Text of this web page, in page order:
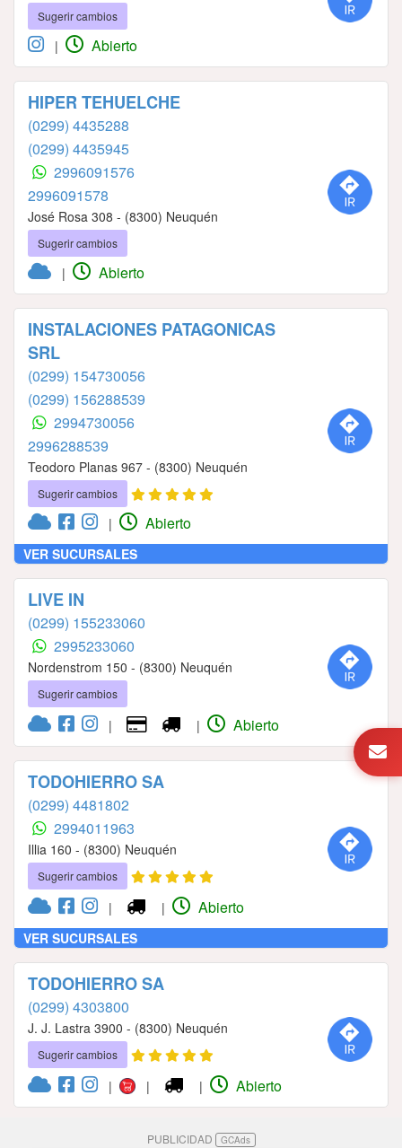
Sugerir cambios
| Abierto
HIPER TEHUELCHE
(0299) 4435288
(0299) 4435945
2996091576
2996091578
José Rosa 308 - (8300) Neuquén
Sugerir cambios
| Abierto
INSTALACIONES PATAGONICAS
SRL
(0299) 154730056
(0299) 156288539
2994730056
2996288539
Teodoro Planas 967 - (8300) Neuquén
Sugerir cambios
| Abierto
VER SUCURSALES
LIVE IN
(0299) 155233060
2995233060
Nordenstrom 150 - (8300) Neuquén
Sugerir cambios
| | Abierto
TODOHIERRO SA
(0299) 4481802
2994011963
Illia 160 - (8300) Neuquén
Sugerir cambios
| | Abierto
VER SUCURSALES
TODOHIERRO SA
(0299) 4303800
J. J. Lastra 3900 - (8300) Neuquén
Sugerir cambios
| | | Abierto
PUBLICIDAD GCAds